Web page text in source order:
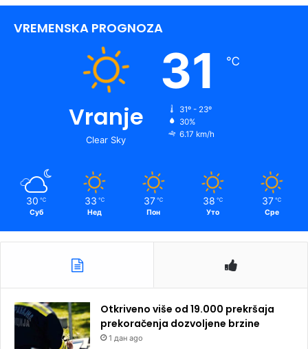
VREMENSKA PROGNOZA
Vranje
Clear Sky
31 ℃
31º - 23º
30%
6.17 km/h
30 ℃
Суб
33 ℃
Нед
37 ℃
Пон
38 ℃
Уто
37 ℃
Сре
Otkriveno više od 19.000 prekršaja
prekoračenja dozvoljene brzine
1 дан ago